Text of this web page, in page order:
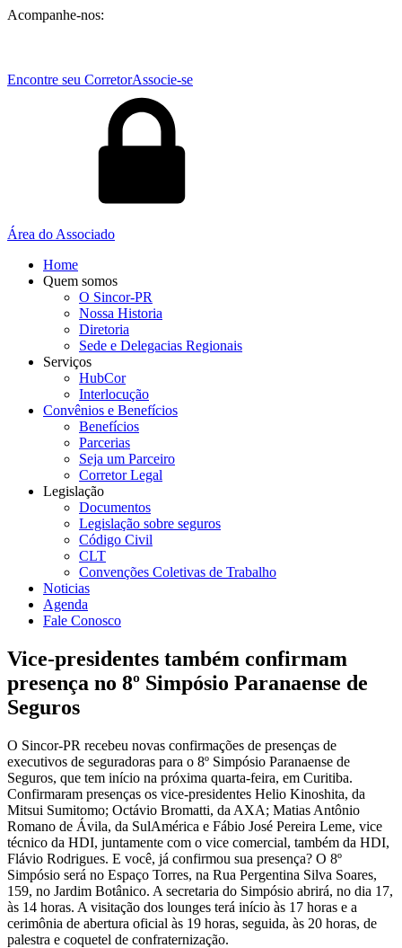
Acompanhe-nos:
Encontre seu CorretorAssocie-se
Área do Associado
Home
Quem somos
O Sincor-PR
Nossa Historia
Diretoria
Sede e Delegacias Regionais
Serviços
HubCor
Interlocução
Convênios e Benefícios
Benefícios
Parcerias
Seja um Parceiro
Corretor Legal
Legislação
Documentos
Legislação sobre seguros
Código Civil
CLT
Convenções Coletivas de Trabalho
Noticias
Agenda
Fale Conosco
Vice-presidentes também confirmam
presença no 8º Simpósio Paranaense de
Seguros
O Sincor-PR recebeu novas confirmações de presenças de
executivos de seguradoras para o 8º Simpósio Paranaense de
Seguros, que tem início na próxima quarta-feira, em Curitiba.
Confirmaram presenças os vice-presidentes Helio Kinoshita, da
Mitsui Sumitomo; Octávio Bromatti, da AXA; Matias Antônio
Romano de Ávila, da SulAmérica e Fábio José Pereira Leme, vice
técnico da HDI, juntamente com o vice comercial, também da HDI,
Flávio Rodrigues. E você, já confirmou sua presença? O 8º
Simpósio será no Espaço Torres, na Rua Pergentina Silva Soares,
159, no Jardim Botânico. A secretaria do Simpósio abrirá, no dia 17,
às 14 horas. A visitação dos lounges terá início às 17 horas e a
cerimônia de abertura oficial às 19 horas, seguida, às 20 horas, de
palestra e coquetel de confraternização.